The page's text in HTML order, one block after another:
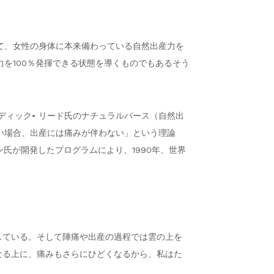
女性の身体に本来備わっている自然出産力を
100％発揮できる状態を導くものでもあるそう
ック• リード氏のナチュラルバース（自然出
合、出産には痛みが伴わない」という理論
が開発したプログラムにより、1990年、世界
いる。そして陣痛や出産の過程では雲の上を
上に、痛みもさらにひどくなるから、私はた